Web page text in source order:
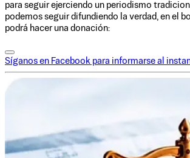
para seguir ejerciendo un periodismo
podemos seguir difundiendo la verdad, en el
podrá hacer una donación:
Síganos en Facebook para informarse al